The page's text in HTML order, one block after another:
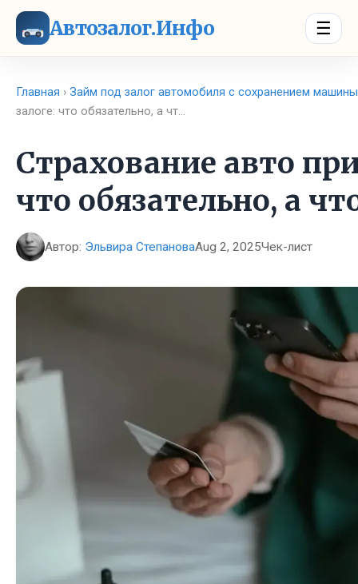
Автозалог.Инфо ☰
Главная › Займ под залог автомобиля с сохранением машины
залоге: что обязательно, а чт…
Страхование авто
что обязательно, а
Автор: Эльвира СтепановаAug 2, 2025Чек-лист